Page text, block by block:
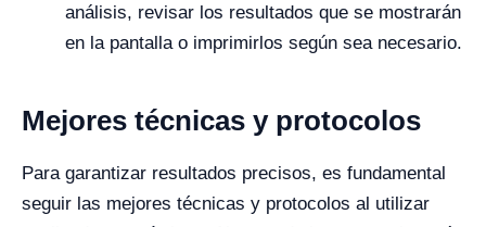
análisis, revisar los resultados que se mostrarán
en la pantalla o imprimirlos según sea necesario.
Mejores técnicas y protocolos
Para garantizar resultados precisos, es fundamental
seguir las mejores técnicas y protocolos al utilizar